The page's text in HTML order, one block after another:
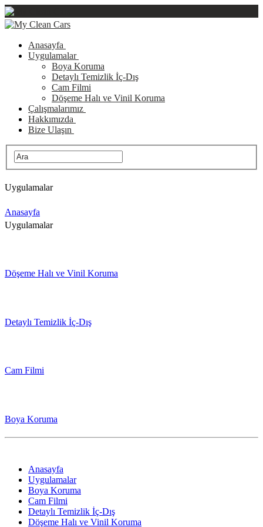
Anasayfa
Uygulamalar
Boya Koruma
Detaylı Temizlik İç-Dış
Cam Filmi
Döşeme Halı ve Vinil Koruma
Çalışmalarımız
Hakkımızda
Bize Ulaşın
Uygulamalar
Anasayfa
Uygulamalar
Döşeme Halı ve Vinil Koruma
Detaylı Temizlik İç-Dış
Cam Filmi
Boya Koruma
Anasayfa
Uygulamalar
Boya Koruma
Cam Filmi
Detaylı Temizlik İç-Dış
Döşeme Halı ve Vinil Koruma